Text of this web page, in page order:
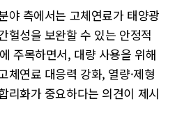
야 측에서는 고체연료가 태양광
헐성을 보완할 수 있는 안정적
주목하면서, 대량 사용을 위해
체연료 대응력 강화, 열량·제형
리화가 중요하다는 의견이 제시